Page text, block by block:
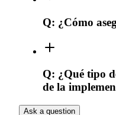
Q: ¿Cómo
Q: ¿Qué tipo
de la
Ask a question